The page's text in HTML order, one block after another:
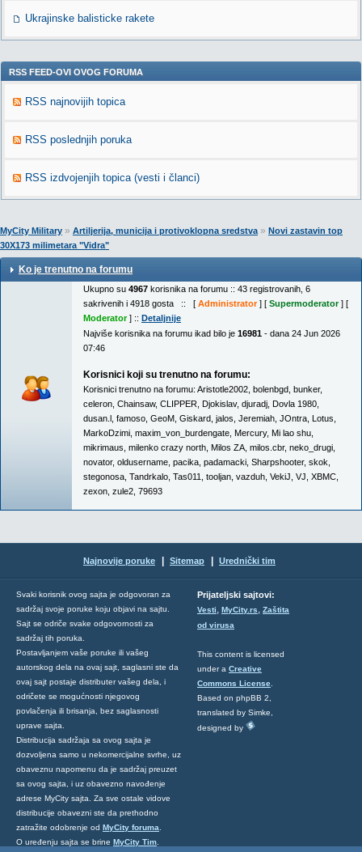
Ukrajinske balisticke rakete
RSS FEED-OVI OVOG FORUMA
RSS najnovijih topica
RSS poslednjih poruka
RSS izdvojenjih topica (vesti i članci)
MyCity Military » Artiljerija, municija i protivoklopna sredstva» Novi zastavin top
30X173 milimetara "Vidra"
Ko je trenutno na forumu
Ukupno su 4967 korisnika na forumu :: 43 registrovanih, 6
sakrivenih i 4918 gosta :: [ Administrator] [ Supermoderator] [
Moderator] :: Detaljnije
Najviše korisnika na forumu ikad bilo je 16981 - dana 24 Jun 2026
07:46
Korisnici koji su trenutno na forumu:
Korisnici trenutno na forumu: Aristotle2002 bolenbgd bunker,
celeron Chainsaw, CLIPPER Djokislav, djuradj Dovla 1980
dusan.l famoso GeoM Giskard jalos Jeremiah JOntra Lotus
MarkoDzimi maxim_von_burdengate Mercury, Mi lao shu
mikrimaus milenko crazy north Milos ZA milos.cbr, neko_drugi
novator, oldusername pacika padamacki Sharpshooter, skok
stegonosa Tandrkalo Tas011 tooljan vazduh VekiJ VJ XBMC
zexon zule2 79693
Najnovije poruke Sitemap Urednički tim
Svaki korisnik ovog sajta je odgovoran za
sadržaj svoje poruke koju objavi na sajtu.
Sajt se odriče svake odgovornosti za
sadržaj tih poruka.
Postavljanjem vaše poruke ili vašeg
autorskog dela na ovaj sajt, saglasni ste da
ovaj sajt postaje distributer vašeg dela, i
odričete se mogućnosti njegovog
povlačenja ili brisanja, bez saglasnosti
uprave sajta.
Distribucija sadržaja sa ovog sajta je
dozvoljena samo u nekomercijalne svrhe, uz
obaveznu napomenu da je sadržaj preuzet
sa ovog sajta, i uz obavezno navođenje
adrese MyCity sajta. Za sve ostale vidove
distribucije obavezni ste da prethodno
zatražite odobrenje od MyCity foruma
O uređenju sajta se brine MyCity Tim
Prijateljski sajtovi:
Vesti, MyCity.rs, Zaštita
od virusa
This content is licensed
under a Creative
Commons License
Based on phpBB 2,
translated by Simke,
designed by